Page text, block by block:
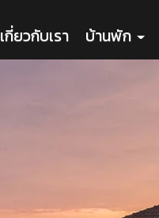
เกี่ยวกับเรา บ้านพัก